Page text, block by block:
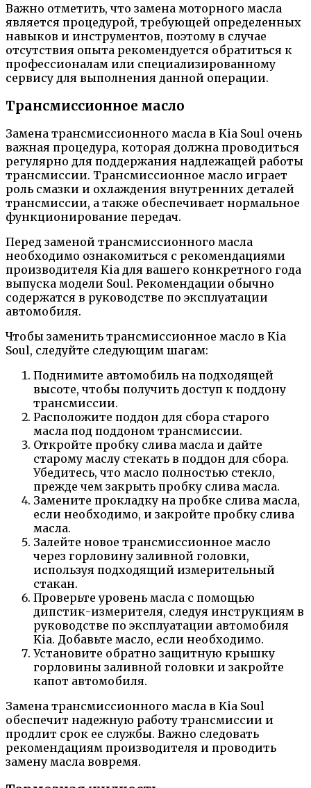
Важно отметить, что замена моторного масла
является процедурой, требующей определенных
навыков и инструментов, поэтому в случае
отсутствия опыта рекомендуется обратиться к
профессионалам или специализированному
сервису для выполнения данной операции.
Трансмиссионное масло
Замена трансмиссионного масла в Kia Soul очень
важная процедура, которая должна проводиться
регулярно для поддержания надлежащей работы
трансмиссии. Трансмиссионное масло играет
роль смазки и охлаждения внутренних деталей
трансмиссии, а также обеспечивает нормальное
функционирование передач.
Перед заменой трансмиссионного масла
необходимо ознакомиться с рекомендациями
производителя Kia для вашего конкретного года
выпуска модели Soul. Рекомендации обычно
содержатся в руководстве по эксплуатации
автомобиля.
Чтобы заменить трансмиссионное масло в Kia
Soul, следуйте следующим шагам:
Поднимите автомобиль на подходящей
высоте, чтобы получить доступ к поддону
трансмиссии.
Расположите поддон для сбора старого
масла под поддоном трансмиссии.
Откройте пробку слива масла и дайте
старому маслу стекать в поддон для сбора.
Убедитесь, что масло полностью стекло,
прежде чем закрыть пробку слива масла.
Замените прокладку на пробке слива масла,
если необходимо, и закройте пробку слива
масла.
Залейте новое трансмиссионное масло
через горловину заливной головки,
используя подходящий измерительный
стакан.
Проверьте уровень масла с помощью
дипстик-измерителя, следуя инструкциям в
руководстве по эксплуатации автомобиля
Kia. Добавьте масло, если необходимо.
Установите обратно защитную крышку
горловины заливной головки и закройте
капот автомобиля.
Замена трансмиссионного масла в Kia Soul
обеспечит надежную работу трансмиссии и
продлит срок ее службы. Важно следовать
рекомендациям производителя и проводить
замену масла вовремя.